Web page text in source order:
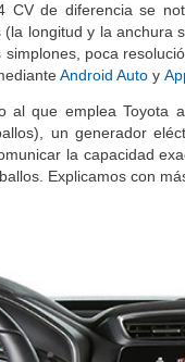
CV de diferencia se
longitud y la
poca
Android Auto y
al que emplea Toyota
un generador
la capacidad
Explicamos con